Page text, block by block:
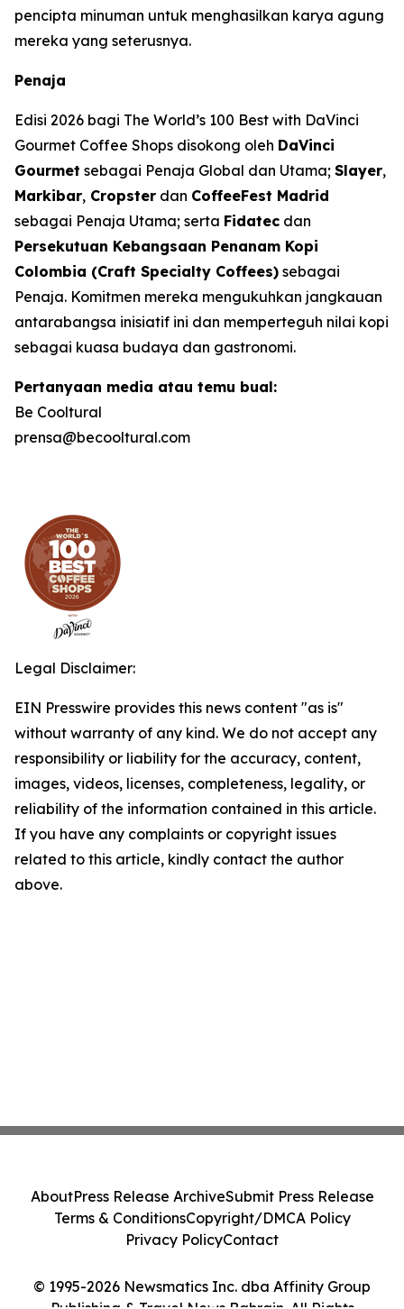
pencipta minuman untuk menghasilkan karya agung
mereka yang seterusnya.
Penaja
Edisi 2026 bagi The World’s 100 Best with DaVinci
Gourmet Coffee Shops disokong oleh DaVinci
Gourmet sebagai Penaja Global dan Utama; Slayer,
Markibar, Cropster dan CoffeeFest Madrid
sebagai Penaja Utama; serta Fidatec dan
Persekutuan Kebangsaan Penanam Kopi
Colombia (Craft Specialty Coffees) sebagai
Penaja. Komitmen mereka mengukuhkan jangkauan
antarabangsa inisiatif ini dan memperteguh nilai kopi
sebagai kuasa budaya dan gastronomi.
Pertanyaan media atau temu bual:
Be Cooltural
prensa@becooltural.com
Legal Disclaimer:
EIN Presswire provides this news content "as is"
without warranty of any kind. We do not accept any
responsibility or liability for the accuracy, content,
images, videos, licenses, completeness, legality, or
reliability of the information contained in this article.
If you have any complaints or copyright issues
related to this article, kindly contact the author
above.
© 1995-2026 Newsmatics Inc. dba Affinity Group
AboutPress Release ArchiveSubmit Press Release
Terms & ConditionsCopyright/DMCA Policy
Privacy PolicyContact